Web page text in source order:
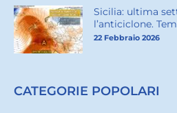
Sicilia: ultima
l’anticiclone.
22 Febbraio 2026
CATEGORIE POPOLARI